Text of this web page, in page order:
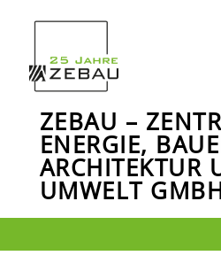
ZEBAU –
ENERGIE,
ARCHITEKTUR
UMWELT